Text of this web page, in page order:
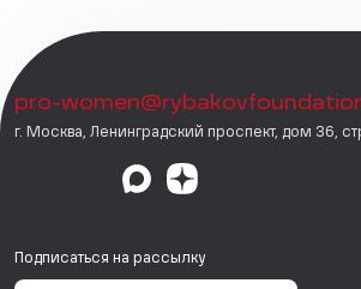
pro-
г. Москва, Ленинградский проспект, дом 36,
Подписаться на рассылку